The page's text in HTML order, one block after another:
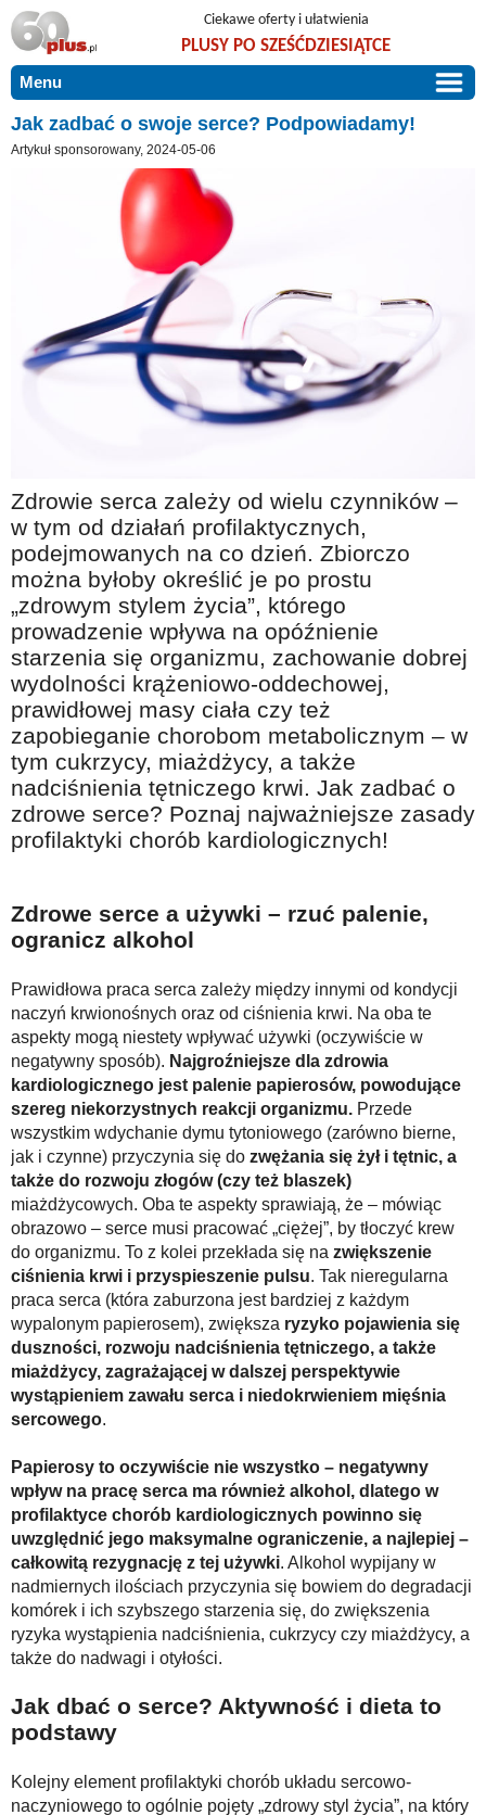
Ciekawe oferty i ułatwienia
PLUSY PO SZEŚĆDZIESIĄTCE
Menu
START
PROMOCJE
ARTYKUŁY
Szczególnie polecamy
Użyteczne porady
Szlachetne zdrowie
Mieszkaj wygodnie i bez barier
Warto wiedzieć!
Podróże i wypoczynek
Na wesoło
Hobby i pasje
Żyj aktywnie
60plus - najcenniejsi klienci
Dobra opieka
Warto naśladować
Coś dla ducha
Smacznie i zdrowo
O finansach i społeczeństwie - edukacja nie tylko dla 60plus
Ciekawe książki
Z internetem za pan brat
Bezpiecznie i w zgodzie z prawem
DLA BLISKICH
ZGŁOŚ OFERTĘ
KONTAKT
Jak zadbać o swoje serce? Podpowiadamy!
Artykuł sponsorowany, 2024-05-06
Zdrowie serca zależy od wielu czynników –
w tym od działań profilaktycznych,
podejmowanych na co dzień. Zbiorczo
można byłoby określić je po prostu
„zdrowym stylem życia”, którego
prowadzenie wpływa na opóźnienie
starzenia się organizmu, zachowanie dobrej
wydolności krążeniowo-oddechowej,
prawidłowej masy ciała czy też
zapobieganie chorobom metabolicznym – w
tym cukrzycy, miażdżycy, a także
nadciśnienia tętniczego krwi. Jak zadbać o
zdrowe serce? Poznaj najważniejsze zasady
profilaktyki chorób kardiologicznych!
Zdrowe serce a używki – rzuć palenie,
ogranicz alkohol
Prawidłowa praca serca zależy między innymi od kondycji
naczyń krwionośnych oraz od ciśnienia krwi. Na oba te
aspekty mogą niestety wpływać używki (oczywiście w
negatywny sposób). Najgroźniejsze dla zdrowia
kardiologicznego jest palenie papierosów, powodujące
szereg niekorzystnych reakcji organizmu. Przede
wszystkim wdychanie dymu tytoniowego (zarówno bierne,
jak i czynne) przyczynia się do zwężania się żył i tętnic, a
także do rozwoju złogów (czy też blaszek)
miażdżycowych. Oba te aspekty sprawiają, że – mówiąc
obrazowo – serce musi pracować „ciężej”, by tłoczyć krew
do organizmu. To z kolei przekłada się na zwiększenie
ciśnienia krwi i przyspieszenie pulsu. Tak nieregularna
praca serca (która zaburzona jest bardziej z każdym
wypalonym papierosem), zwiększa ryzyko pojawienia się
duszności, rozwoju nadciśnienia tętniczego, a także
miażdżycy, zagrażającej w dalszej perspektywie
wystąpieniem zawału serca i niedokrwieniem mięśnia
sercowego.
Papierosy to oczywiście nie wszystko – negatywny
wpływ na pracę serca ma również alkohol, dlatego w
profilaktyce chorób kardiologicznych powinno się
uwzględnić jego maksymalne ograniczenie, a najlepiej –
całkowitą rezygnację z tej używki. Alkohol wypijany w
nadmiernych ilościach przyczynia się bowiem do degradacji
komórek i ich szybszego starzenia się, do zwiększenia
ryzyka wystąpienia nadciśnienia, cukrzycy czy miażdżycy, a
także do nadwagi i otyłości.
Jak dbać o serce? Aktywność i dieta to
podstawy
Kolejny element profilaktyki chorób układu sercowo-
naczyniowego to ogólnie pojęty „zdrowy styl życia”, na który